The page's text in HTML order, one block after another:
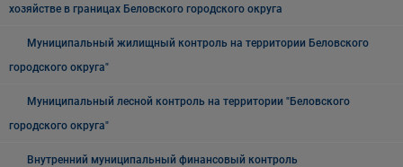
хозяйстве в границах Беловского городского округа
Муниципальный жилищный контроль на территории Беловского
городского округа"
Муниципальный лесной контроль на территории "Беловского
городского округа"
Внутренний муниципальный финансовый контроль